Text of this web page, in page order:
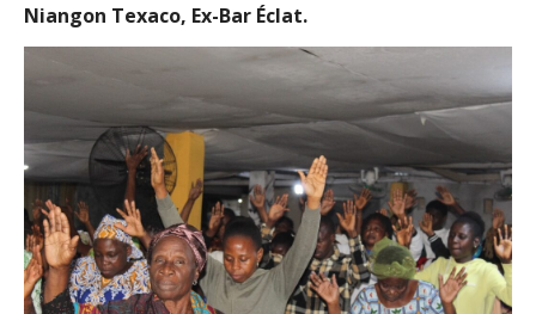
Niangon Texaco, Ex-Bar Éclat.